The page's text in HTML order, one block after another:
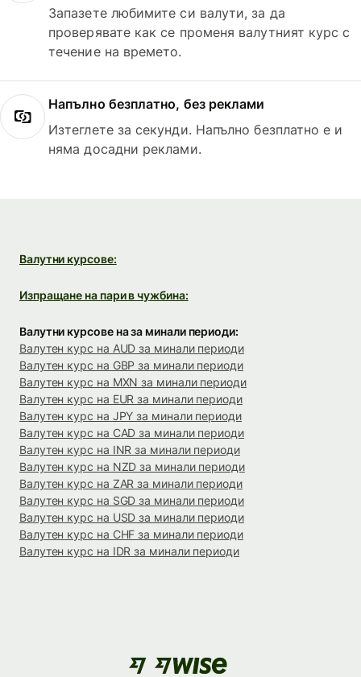
Запазете любимите си валути, за да
проверявате как се променя валутният курс с
течение на времето.
Напълно безплатно, без реклами
Изтеглете за секунди. Напълно безплатно е и
няма досадни реклами.
Валутни курсове:
Изпращане на пари в чужбина:
Валутни курсове на за минали периоди:
Валутен курс на AUD за минали периоди
Валутен курс на GBP за минали периоди
Валутен курс на MXN за минали периоди
Валутен курс на EUR за минали периоди
Валутен курс на JPY за минали периоди
Валутен курс на CAD за минали периоди
Валутен курс на INR за минали периоди
Валутен курс на NZD за минали периоди
Валутен курс на ZAR за минали периоди
Валутен курс на SGD за минали периоди
Валутен курс на USD за минали периоди
Валутен курс на CHF за минали периоди
Валутен курс на IDR за минали периоди